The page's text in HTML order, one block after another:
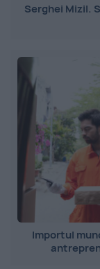
Serghei Mizil.
Importul